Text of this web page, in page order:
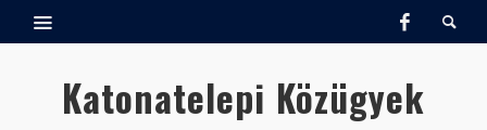
Katonatelepi Közügyek